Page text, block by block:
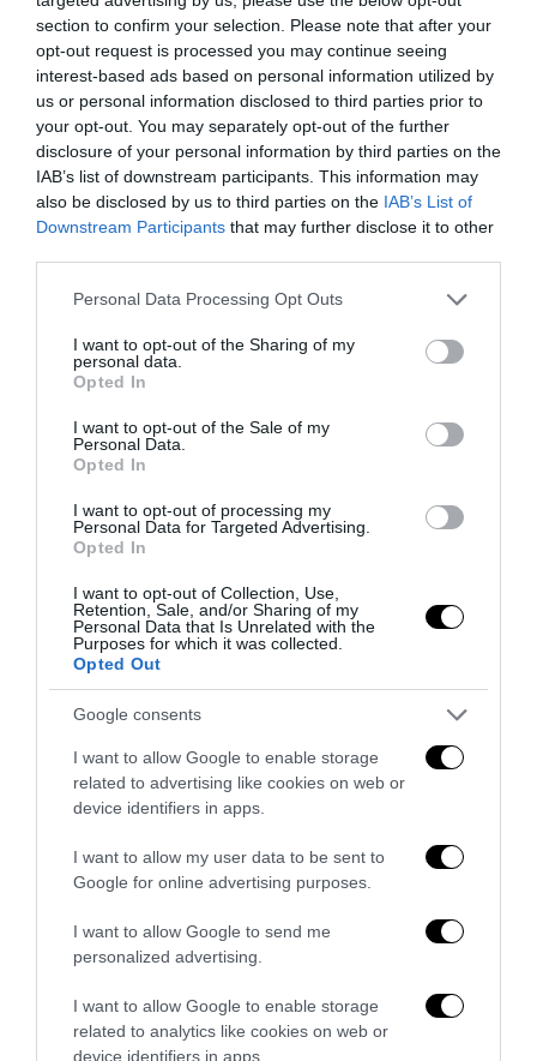
section to confirm your selection. Please note that after your
opt-out request is processed you may continue seeing
interest-based ads based on personal information utilized by
us or personal information disclosed to third parties prior to
your opt-out. You may separately opt-out of the further
disclosure of your personal information by third parties on the
IAB’s list of downstream participants. This information may
also be disclosed by us to third parties on the IAB’s List of
Downstream Participants that may further disclose it to other
Please note that this website/app uses one or more Google
not limited to your visit or usage behaviour. You may click to
grant or deny consent to Google and its third-party tags to
use your data for below specified purposes in below Google
consent section.
Personal Data Processing Opt Outs
I want to opt-out of the Sharing of my
personal data.
Opted In
I want to opt-out of the Sale of my
Personal Data.
Opted In
I want to opt-out of processing my
Personal Data for Targeted Advertising.
Opted In
I want to opt-out of Collection, Use,
Retention, Sale, and/or Sharing of my
Personal Data that Is Unrelated with the
Purposes for which it was collected.
Opted Out
Google consents
I want to allow Google to enable storage
related to advertising like cookies on web or
device identifiers in apps.
I want to allow my user data to be sent to
Google for online advertising purposes.
I want to allow Google to send me
personalized advertising.
I want to allow Google to enable storage
related to analytics like cookies on web or
device identifiers in apps.
Addio a Francesco Guccini: stronzo, poeta e buffone di
corte
Bonaccini e il mito delle barricate di Parma: quando
l’antifascismo copia il fascismo
6 Agosto 2026